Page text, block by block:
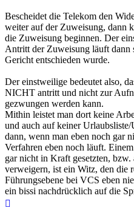
Bescheidet die Telekom den
weiter auf der Zuweisung, dann
die Zuweisung beginnen. Der
Antritt der Zuweisung läuft dann
Gericht entschieden wurde.
Der einstweilige bedeutet also,
NICHT antritt und nicht zur
gezwungen werden kann.
Mithin leistet man dort keine
und auch auf keiner
dann, wenn man eben noch gar
Verfahren eben noch läuft.
gar nicht in Kraft gesetzten, bzw.
verweigern, ist ein Witz, den die
Führungsebene bei VCS eben
ein bissi nachdrücklich auf die